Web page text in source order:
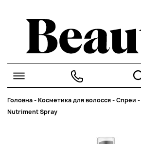
Головна-Косметика для волосся-Спреи -
Nutriment Spray